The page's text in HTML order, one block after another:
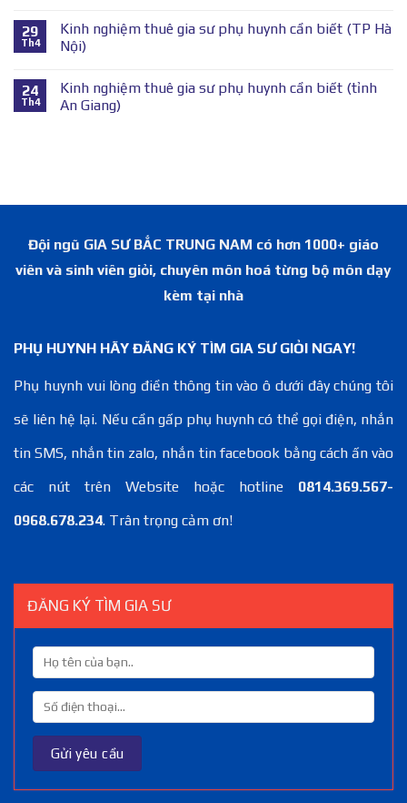
29
Th4
Kinh nghiệm thuê gia sư phụ huynh cần biết (TP Hà
Nội)
24
Th4
Kinh nghiệm thuê gia sư phụ huynh cần biết (tỉnh
An Giang)
Đội ngũ GIA SƯ BẮC TRUNG NAM có hơn 1000+ giáo
viên và sinh viên giỏi, chuyên môn hoá từng bộ môn dạy
kèm tại nhà
PHỤ HUYNH HÃY ĐĂNG KÝ TÌM GIA SƯ GIỎI NGAY!
Phụ huynh vui lòng điền thông tin vào ô dưới đây chúng tôi
sẽ liên hệ lại. Nếu cần gấp phụ huynh có thể gọi điện, nhắn
tin SMS, nhắn tin zalo, nhắn tin facebook bằng cách ấn vào
các nút trên Website hoặc hotline 0814.369.567-
0968.678.234. Trân trọng cảm ơn!
ĐĂNG KÝ TÌM GIA SƯ